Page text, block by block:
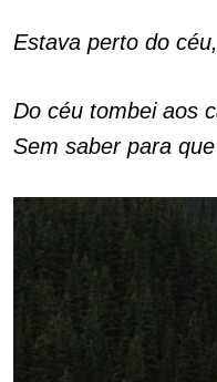
Estava perto do
Do céu tombei aos
Sem saber para